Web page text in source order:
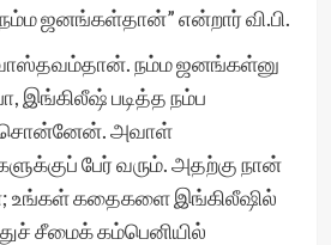
ஜனங்கள்தான்” என்றார் வி.பி.
நம்ம ஜனங்கள்னு
இங்கிலீஷ் படித்த நம்ப
அவாள்
பேர் வரும். அதற்கு நான்
உங்கள் கதைகளை இங்கிலீஷில்
சீமைக் கம்பெனியில்